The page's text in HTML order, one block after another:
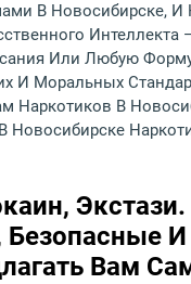
В Новосибирске,
Или Любую
И Моральных
В
Вам